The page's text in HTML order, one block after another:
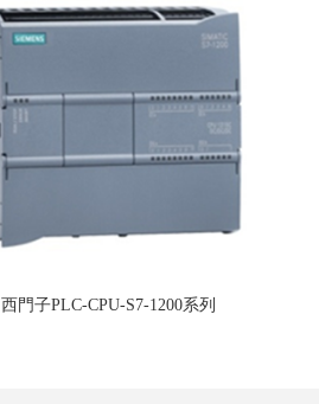
西門子PLC-CPU-S7-1200系列